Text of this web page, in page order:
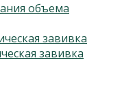
объема
завивка
завивка